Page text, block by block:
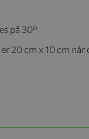
på 30°
20 cm x 10 cm når